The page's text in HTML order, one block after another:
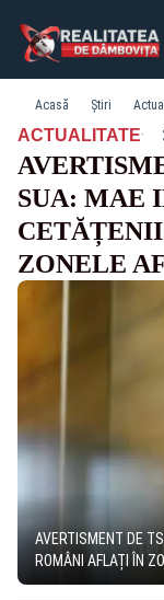
Acasă Știri
ACTUALITATE·
SUA: MAE
ZONELE
AVERTISMENT DE
ROMÂNI AFLAȚI ÎN